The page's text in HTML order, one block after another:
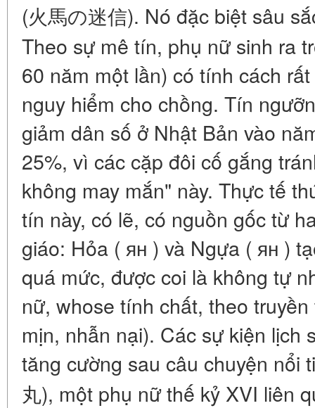
(火馬の迷信). Nó đặc biệt sâu
Theo sự mê tín, phụ nữ sinh ra
60 năm một lần) có tính cách
nguy hiểm cho chồng. Tín
giảm dân số ở Nhật Bản vào
25%, vì các cặp đôi cố gắng
không may mắn" này. Thực tế
tín này, có lẽ, có nguồn gốc từ
giáo: Hỏa ( ян ) và Ngựa ( ян )
quá mức, được coi là không tự
nữ, whose tính chất, theo
mịn, nhẫn nại). Các sự kiện lịch
tăng cường sau câu chuyện nổi
丸), một phụ nữ thế kỷ XVI liên